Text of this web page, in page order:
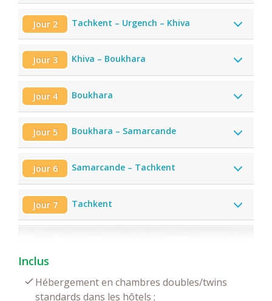
Jour 2 Tachkent – Urgench – Khiva
Jour 3 Khiva – Boukhara
Jour 4 Boukhara
Jour 5 Boukhara – Samarcande
Jour 6 Samarcande – Tachkent
Jour 7 Tachkent
Inclus
Hébergement en chambres doubles/twins
standards dans les hôtels ;